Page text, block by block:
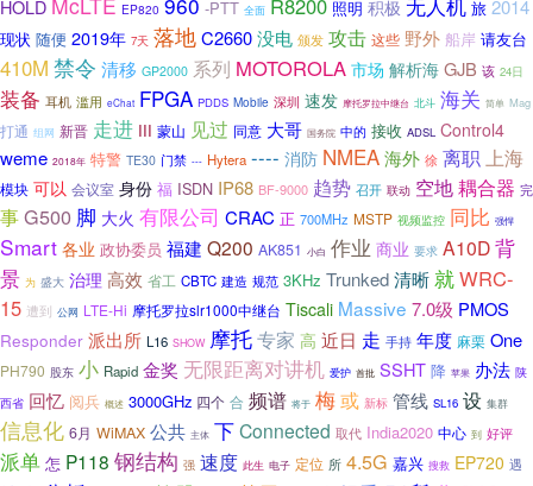
HOLD EP820 -PTT 全面 R8200 照明 积极 无人机 旅 2014
现状 随便 2019年 7天 落地C2660没电 颁发 攻击 这些 野外 船岸 请友台
410M 禁令 清移 GP2000 系列 MOTOROLA 市场 解析海 GJB 该 24日
装备 耳机 滥用 eChat FPGA PDDS Mobile 深圳 速发 摩托罗拉中继台 北斗 海关 简单 Mag
打通 组网 新晋 走进 III 蒙山 见过 同意 大哥 国务院 中的 接收 ADSL Control4
weme 2018年 特警 TE30 门禁 --- Hytera ---- 消防 NMEA海外 徐 离职 上海
模块 可以 会议室 身份 福 ISDN IP68 BF-9000 趋势 召开 联动 空地耦合器 完
事G500 脚 大火 有限公司 CRAC 正 700MHz MSTP 视频监控 同比 强悍
Smart 各业 政协委员 福建 Q200 AK851 小白 作业 商业 要求 A10D背
景 为 盛大 治理 高效 省工 CBTC 建造 规范 3KHz Trunked清晰就WRC-
15 遭到 公网 LTE-Hi 摩托罗拉slr1000中继台 Tiscali Massive 7.0级 PMOS
Responder 派出所 L16 SHOW 摩托专家 高 近日 走 手持 年度 麻栗 One
PH790 股东 小 Rapid 金奖 无限距离对讲机 爱护 首批 SSHT 降 苹果 办法 陕
西省 回忆 阅兵 概述 3000GHz 四个 合 频谱 将于 梅或 新标 管线 SL16 设 集群
信息化 6月 WiMAX 公共 主体 下Connected 取代 India2020 中心 到 好评
派单 怎 P118 钢结构 强 速度 此生 电子 定位 所 4.5G 嘉兴 搜救 EP720 遇